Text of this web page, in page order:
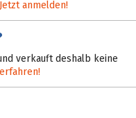
Jetzt anmelden!
verkauft deshalb keine